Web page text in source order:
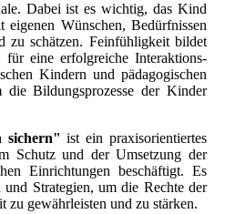
Dabei ist es wichtig, das Kind
eigenen Wünschen, Bedürfnissen
zu schätzen. Feinfühligkeit bildet
für eine erfolgreiche Interaktions-
Kindern und pädagogischen
die Bildungsprozesse der Kinder
sichern" ist ein praxisorientiertes
Schutz und der Umsetzung der
Einrichtungen beschäftigt. Es
Strategien, um die Rechte der
gewährleisten und zu stärken.